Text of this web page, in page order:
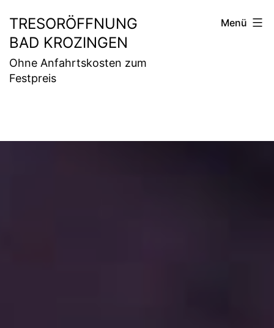
Inhalt
springen
TRESORÖFFNUNG
BAD KROZINGEN
Ohne Anfahrtskosten zum
Festpreis
Menü